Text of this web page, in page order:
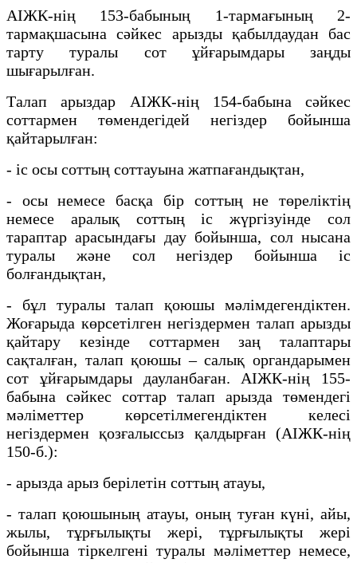
АІЖК-нің 153-бабының 1-тармағының 2-
тармақшасына сәйкес арызды қабылдаудан бас
тарту туралы сот ұйғарымдары заңды
шығарылған.
Талап арыздар АІЖК-нің 154-бабына сәйкес
соттармен төмендегідей негіздер бойынша
қайтарылған:
- іс осы соттың соттауына жатпағандықтан,
- осы немесе басқа бiр соттың не төреліктің
немесе аралық соттың iс жүргiзуiнде сол
тараптар арасындағы дау бойынша, сол нысана
туралы және сол негiздер бойынша iс
болғандықтан,
- бұл туралы талап қоюшы мәлімдегендіктен.
Жоғарыда көрсетілген негіздермен талап арызды
қайтару кезінде соттармен заң талаптары
сақталған, талап қоюшы – салық органдарымен
сот ұйғарымдары дауланбаған. АІЖК-нің 155-
бабына сәйкес соттар талап арызда төмендегі
мәліметтер көрсетілмегендіктен келесі
негіздермен қозғалыссыз қалдырған (АІЖК-нің
150-б.):
- арызда арыз берілетін соттың атауы,
- талап қоюшының атауы, оның туған күні, айы,
жылы, тұрғылықты жері, тұрғылықты жерi
бойынша тiркелгенi туралы мәлiметтер немесе,